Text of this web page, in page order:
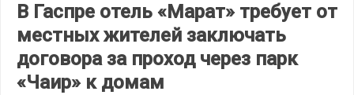
В Гаспре отель «Марат» требует от
местных жителей заключать
договора за проход через парк
«Чаир» к домам